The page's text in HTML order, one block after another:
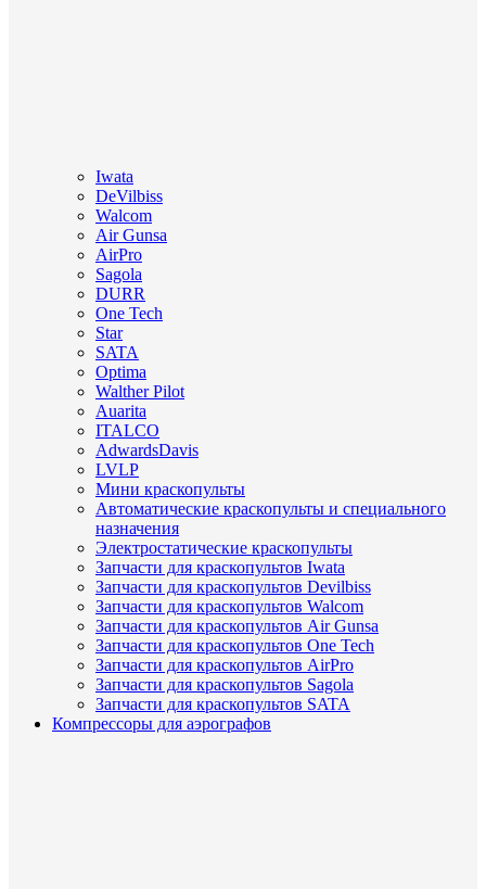
Iwata
DeVilbiss
Walcom
Air Gunsa
AirPro
Sagola
DURR
One Tech
Star
SATA
Optima
Walther Pilot
Auarita
ITALCO
AdwardsDavis
LVLP
Мини краскопульты
Автоматические краскопульты и специального
назначения
Электростатические краскопульты
Запчасти для краскопультов Iwata
Запчасти для краскопультов Devilbiss
Запчасти для краскопультов Walcom
Запчасти для краскопультов Air Gunsa
Запчасти для краскопультов One Tech
Запчасти для краскопультов AirPro
Запчасти для краскопультов Sagola
Запчасти для краскопультов SATA
Компрессоры для аэрографов